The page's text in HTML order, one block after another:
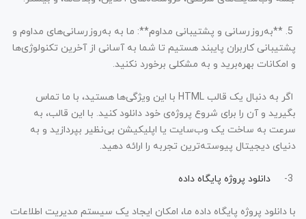
5. **به‌روزرسانی و پشتیبانی مداوم**: ما به به‌روزرسانی‌های مداوم و
پشتیبانی کاربران پایبند هستیم تا شما به آسانی از آخرین تکنولوژی‌ها
و امکانات بهره‌برید و به مشکلی برخورد نکنید.
اگر به دنبال یک قالب HTML با این ویژگی‌ها هستید، با ما تماس
بگیرید و آن را برای شروع پروژه‌ی خود دانلود کنید. با این قالب، به
سرعت به ساخت یک وب‌سایت یا اپلیکیشن بی‌نظیر بپردازید و به
دنیای دیجیتال پیوسته‌ترین تجربه را ارائه دهید.
3- دانلود پروژه پایگاه داده
با دانلود پروژه پایگاه داده ما، امکان ایجاد یک سیستم مدیریت اطلاعات